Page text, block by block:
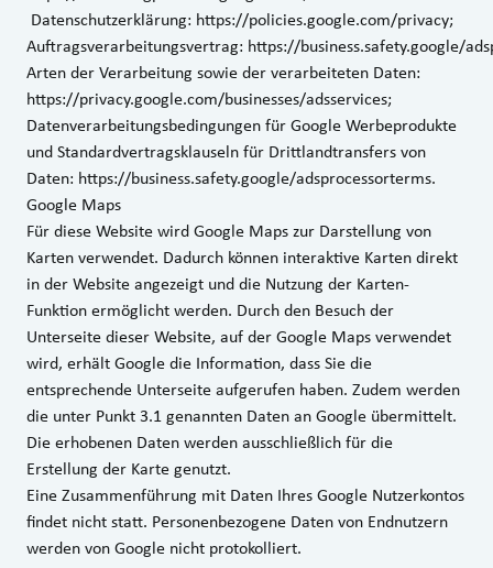
Datenschutzerklärung: https://policies.google.com/privacy;
Auftragsverarbeitungsvertrag: https://business.safety.google/
Arten der Verarbeitung sowie der verarbeiteten Daten:
https://privacy.google.com/businesses/adsservices;
Datenverarbeitungsbedingungen für Google Werbeprodukte
und Standardvertragsklauseln für Drittlandtransfers von
Daten: https://business.safety.google/adsprocessorterms.
Google Maps
Für diese Website wird Google Maps zur Darstellung von
Karten verwendet. Dadurch können interaktive Karten direkt
in der Website angezeigt und die Nutzung der Karten-
Funktion ermöglicht werden. Durch den Besuch der
Unterseite dieser Website, auf der Google Maps verwendet
wird, erhält Google die Information, dass Sie die
entsprechende Unterseite aufgerufen haben. Zudem werden
die unter Punkt 3.1 genannten Daten an Google übermittelt.
Die erhobenen Daten werden ausschließlich für die
Erstellung der Karte genutzt.
Eine Zusammenführung mit Daten Ihres Google Nutzerkontos
findet nicht statt. Personenbezogene Daten von Endnutzern
werden von Google nicht protokolliert.